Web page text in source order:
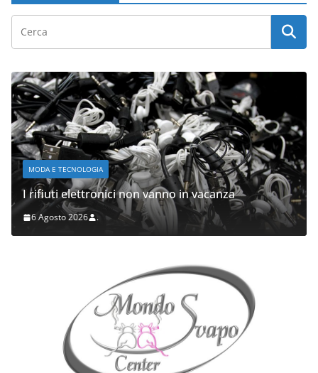
MODA E TECNOLOGIA
I rifiuti elettronici non vanno in vacanza
6 Agosto 2026 .